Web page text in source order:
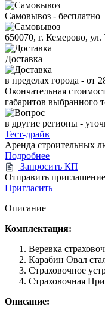
Самовывоз - бесплатно
650070, г. Кемерово, ул.
Доставка
в пределах города - от
Окончательная
габаритов выбранного
в другие регионы -
Тест-драйв
Аренда строительных
Подробнее
Запросить КП
Отправить
Пригласить
Описание
Комплектация:
Веревка
Карабин Овал
Страховочное
Страховочная
Описание: